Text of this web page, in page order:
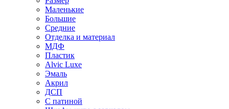
Маленькие
Большие
Средние
Отделка и материал
МДФ
Пластик
Alvic Luxe
Эмаль
Акрил
ДСП
С патиной